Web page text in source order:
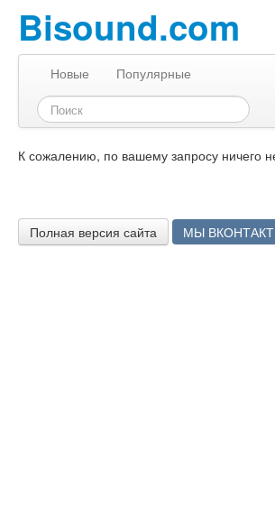
Bisound.com
Новые Популярные
К сожалению, по вашему запросу ничего
Полная версия сайта МЫ